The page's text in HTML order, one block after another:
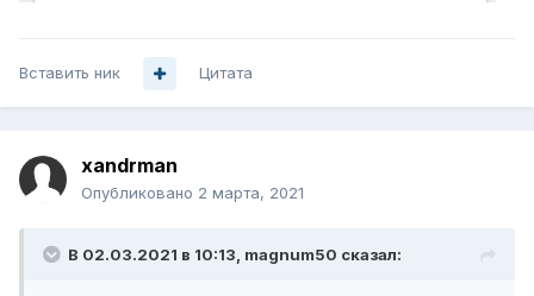
Вставить ник Цитата
xandrman
Опубликовано 2 марта, 2021
В 02.03.2021 в 10:13, magnum50 сказал: